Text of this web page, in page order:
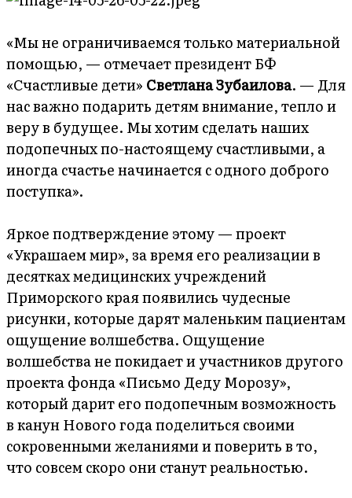
«Мы не ограничиваемся только материальной
помощью, — отмечает президент БФ
«Счастливые дети» Светлана Зубаилова. — Для
нас важно подарить детям внимание, тепло и
веру в будущее. Мы хотим сделать наших
подопечных по-настоящему счастливыми, а
иногда счастье начинается с одного доброго
поступка».
Яркое подтверждение этому — проект
«Украшаем мир», за время его реализации в
десятках медицинских учреждений
Приморского края появились чудесные
рисунки, которые дарят маленьким пациентам
ощущение волшебства. Ощущение
волшебства не покидает и участников другого
проекта фонда «Письмо Деду Морозу»,
который дарит его подопечным возможность
в канун Нового года поделиться своими
сокровенными желаниями и поверить в то,
что совсем скоро они станут реальностью.